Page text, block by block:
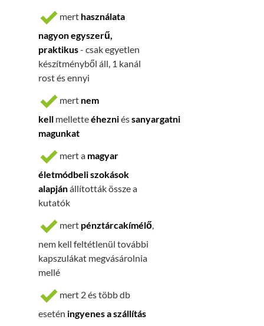
mert használata
nagyon egyszerű,
praktikus- csak egyetlen
készítményből áll, 1 kanál
rost és ennyi
mert nem
kell melletteéhezniéssanyargatni
magunkat
mert a magyar
életmódbeli szokások
alapjánállították össze a
kutatók
mert pénztárcakímélő,
nem kell feltétlenül további
kapszulákat megvásárolnia
mellé
mert 2 és több db
esetén ingyenes a szállítás